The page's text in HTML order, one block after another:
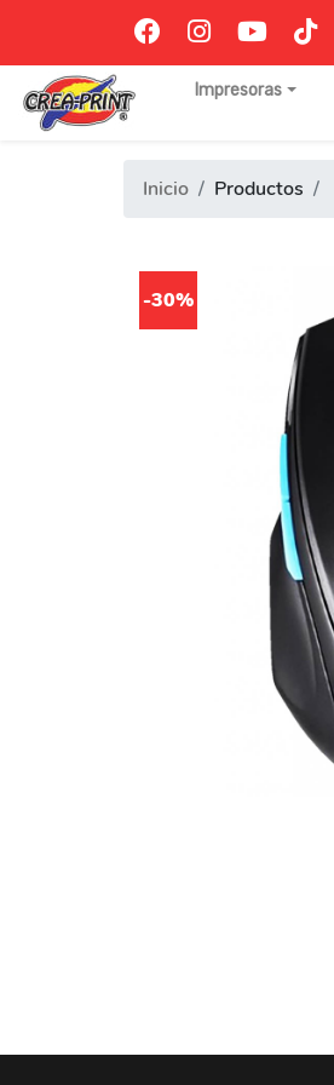
Impresoras
Inicio Productos
-30%